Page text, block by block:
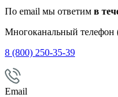
По email мы ответим в
Многоканальный телефон
8 (800) 250-35-39
Email